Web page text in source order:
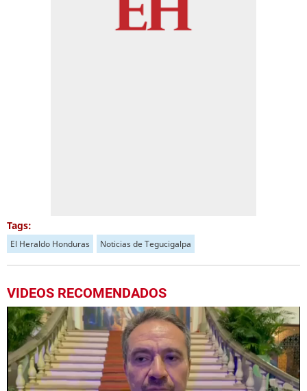
Tags:
El Heraldo Honduras Noticias de Tegucigalpa
VIDEOS RECOMENDADOS